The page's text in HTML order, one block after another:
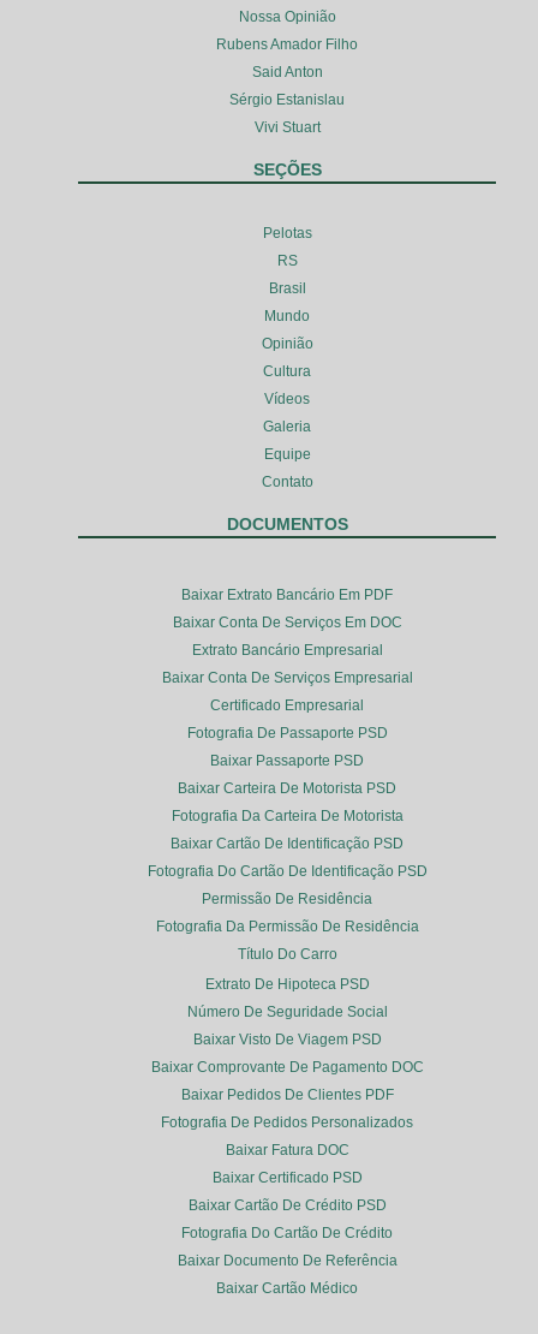
Nossa Opinião
Rubens Amador Filho
Said Anton
Sérgio Estanislau
Vivi Stuart
SEÇÕES
Pelotas
RS
Brasil
Mundo
Opinião
Cultura
Vídeos
Galeria
Equipe
Contato
DOCUMENTOS
Baixar Extrato Bancário Em PDF
Baixar Conta De Serviços Em DOC
Extrato Bancário Empresarial
Baixar Conta De Serviços Empresarial
Certificado Empresarial
Fotografia De Passaporte PSD
Baixar Passaporte PSD
Baixar Carteira De Motorista PSD
Fotografia Da Carteira De Motorista
Baixar Cartão De Identificação PSD
Fotografia Do Cartão De Identificação PSD
Permissão De Residência
Fotografia Da Permissão De Residência
Título Do Carro
Extrato De Hipoteca PSD
Número De Seguridade Social
Baixar Visto De Viagem PSD
Baixar Comprovante De Pagamento DOC
Baixar Pedidos De Clientes PDF
Fotografia De Pedidos Personalizados
Baixar Fatura DOC
Baixar Certificado PSD
Baixar Cartão De Crédito PSD
Fotografia Do Cartão De Crédito
Baixar Documento De Referência
Baixar Cartão Médico